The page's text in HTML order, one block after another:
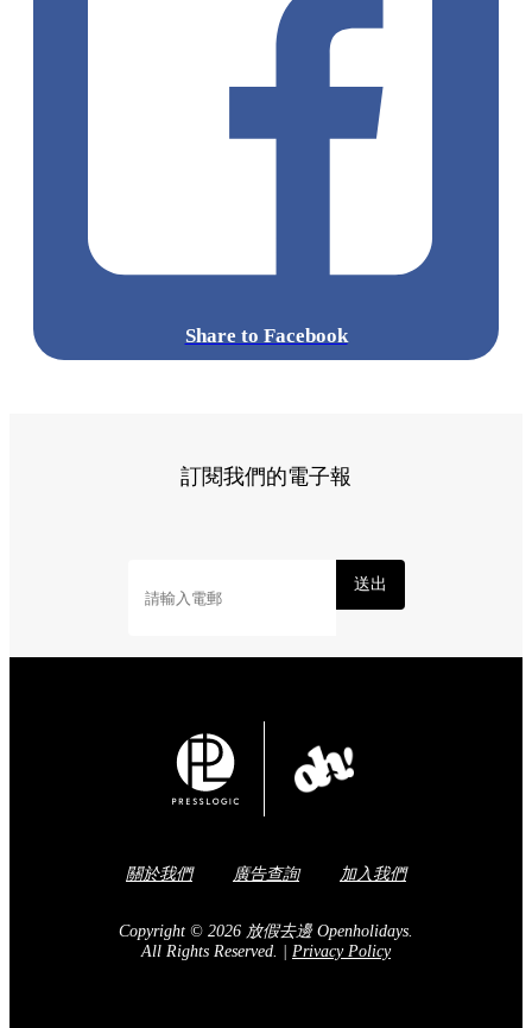
Share to Facebook
訂閱我們的電子報
送出
關於我們 廣告查詢 加入我們
Copyright © 2026 放假去邊 Openholidays.
All Rights Reserved.
Privacy Policy